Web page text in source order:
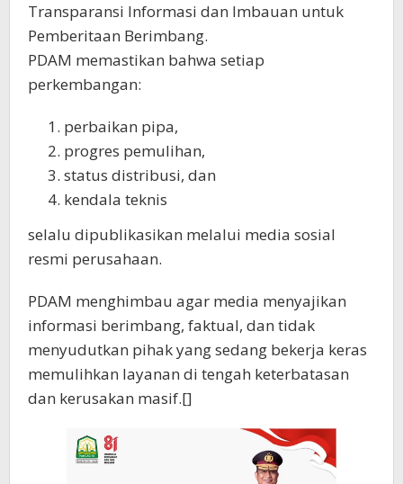
Transparansi Informasi dan Imbauan untuk
Pemberitaan Berimbang.
PDAM memastikan bahwa setiap
perkembangan:
perbaikan pipa,
progres pemulihan,
status distribusi, dan
kendala teknis
selalu dipublikasikan melalui media sosial
resmi perusahaan.
PDAM menghimbau agar media menyajikan
informasi berimbang, faktual, dan tidak
menyudutkan pihak yang sedang bekerja keras
memulihkan layanan di tengah keterbatasan
dan kerusakan masif.[]